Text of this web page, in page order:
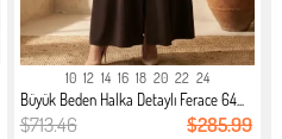
10 12 14 16 18 20 22 24
Büyük Beden Halka Detaylı Ferace 64...
$713.46 $285.99